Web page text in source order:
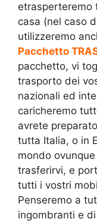
etrasperteremo
casa (nel caso
utilizzeremo
Pacchetto
pacchetto, vi
trasporto dei
nazionali ed
caricheremo
avrete
tutta Italia, o in
mondo
trasferirvi, e
tutti i vostri
Penseremo a
ingombranti e